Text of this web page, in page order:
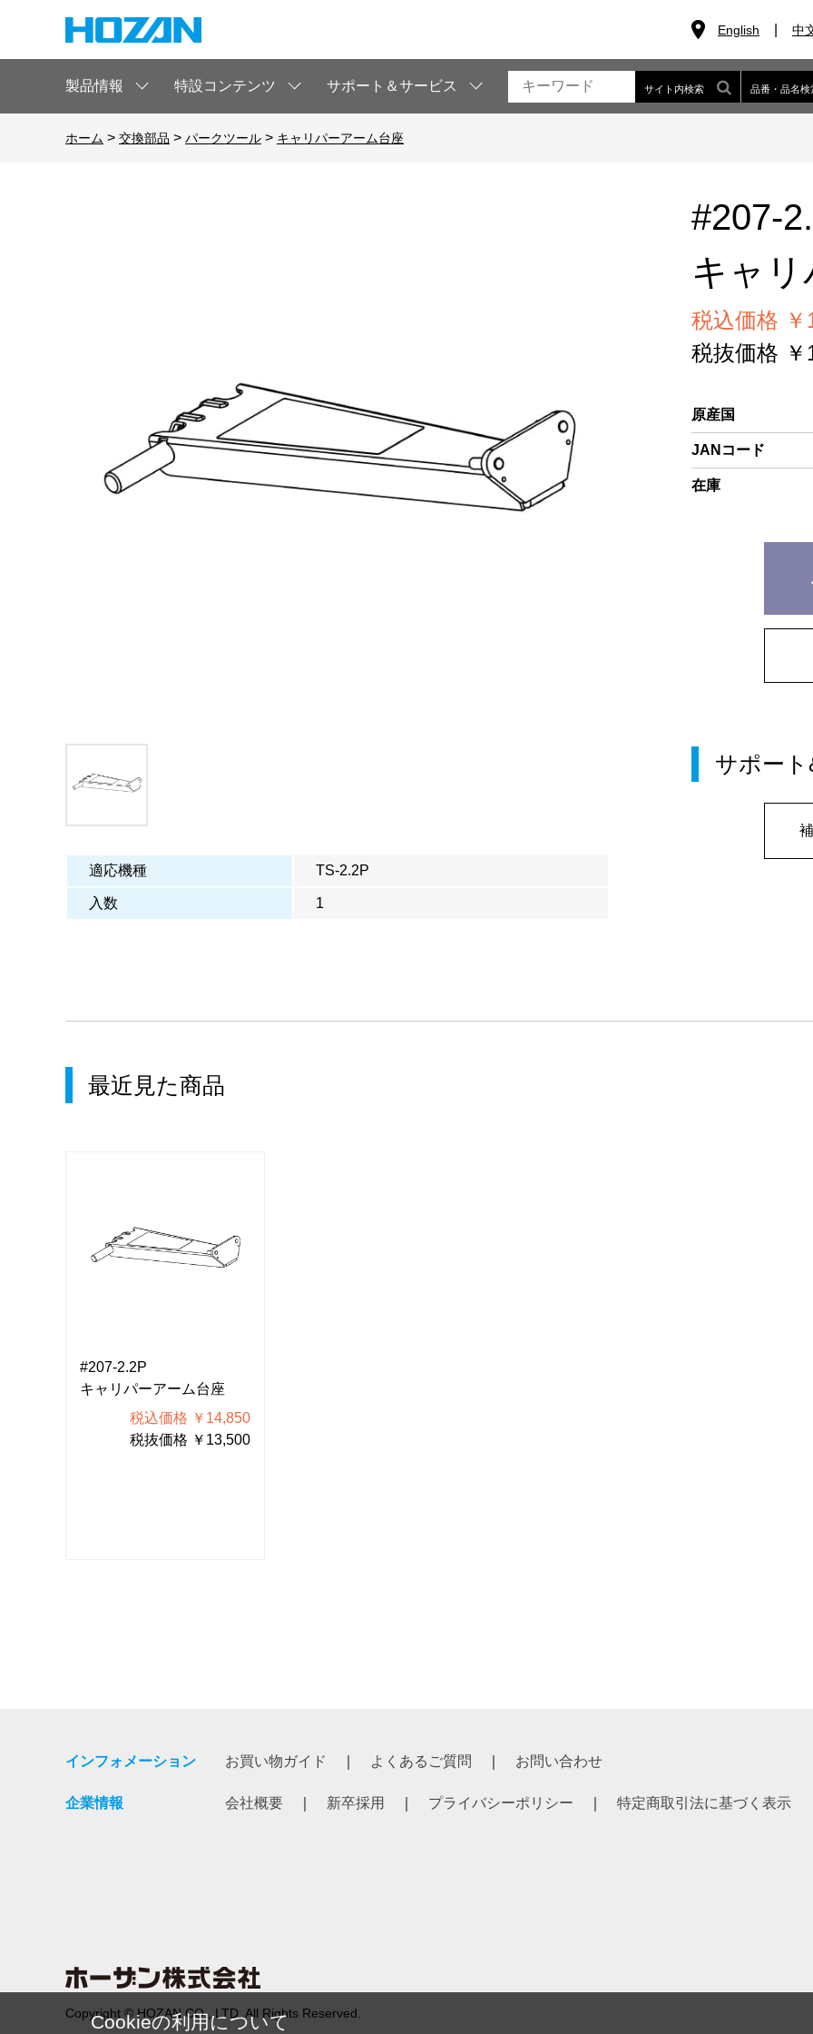
English 中
製品情報 特設コンテンツ サポート＆サービス サイト内検索 品番・品名検
ホーム > 交換部品 > パークツール > キャリパーアーム台座
適応機種 TS-2.2P
入数 1
#207-
キャ
税込価格 ￥
税抜価格 ￥
原産国
JANコード
在庫
サポー
最近見た商品
#207-2.2P
キャリパーアーム台座
税込価格 ￥14,850
税抜価格 ￥13,500
インフォメーション お買い物ガイド よくあるご質問 お問い合わせ
企業情報 会社概要 新卒採用 プライバシーポリシー 特定商取引法に基づく表示
Copyright © HOZAN CO., LTD. All Rights Reserved.
Cookieの利用について